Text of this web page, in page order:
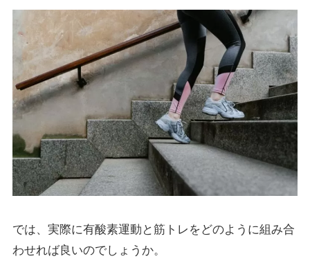
では、実際に有酸素運動と筋トレをどのように組み合
わせれば良いのでしょうか。